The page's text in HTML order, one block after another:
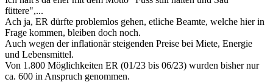
füttere",...
Ach ja, ER dürfte problemlos gehen, etliche Beamte, welche hier in
Frage kommen, bleiben doch noch.
Auch wegen der inflationär steigenden Preise bei Miete, Energie
und Lebensmittel.
Von 1.800 Möglichkeiten ER (01/23 bis 06/23) wurden bisher nur
ca. 600 in Anspruch genommen.